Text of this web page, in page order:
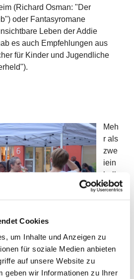
Cookies
um Inhalte und Anzeigen zu
für soziale Medien anbieten
auf unsere Website zu
geben wir Informationen zu Ihrer
(Richard Osman: "Der
oder Fantasyromane
Leben der Addie
es auch Empfehlungen aus
für Kinder und Jugendliche
Meh
r als
zwe
iein
halb
Stu
nde
en
die
Teams der Leselust und konnten